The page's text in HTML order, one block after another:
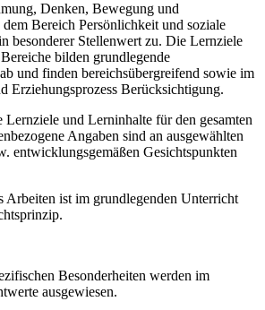
Denken, Bewegung und
Bereich Persönlichkeit und soziale
besonderer Stellenwert zu. Die Lernziele
bilden grundlegende
und finden bereichsübergreifend sowie im
Erziehungsprozess Berücksichtigung.
und Lerninhalte für den gesamten
Angaben sind an ausgewählten
entwicklungsgemäßen Gesichtspunkten
Arbeiten ist im grundlegenden Unterricht
Besonderheiten werden im
ausgewiesen.